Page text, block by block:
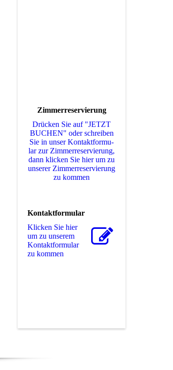
Zimmerreservierung
Drücken Sie auf "JETZT
BUCHEN" oder schreiben
Sie in unser Kon­takt­for­mu­
lar zur Zimmerreservierung,
dann klicken Sie hier um zu
unserer Zimmerreservierung
zu kommen
Kontaktformular
Klicken Sie hier
um zu unserem
Kon­takt­for­mu­lar
zu kommen